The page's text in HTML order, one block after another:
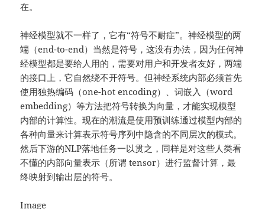
在。
神经模型就不⼀样了，它有“符号不耐症”。神经模型的两
端（end-to-end）当然是符号，这没有办法，因为任何神
经模型都是要给人用的，需要对用户和开发者友好，两端
的接口上，它自然绕不开符号。但神经系统内部必须首先
使用独热编码（one-hot encoding）、词嵌入（word
embedding）等方法把符号转换为向量，才能实现模型
内部的计算性。现在的潮流是使用预训练通过模型内部的
各种向量来计算表示符号序列中隐含的不同层次的模式。
然后下游的NLP落地任务一以贯之，同样是对这些人类看
不懂的内部向量表示（所谓 tensor）进行监督计算，最
终映射到输出层的符号。
Image